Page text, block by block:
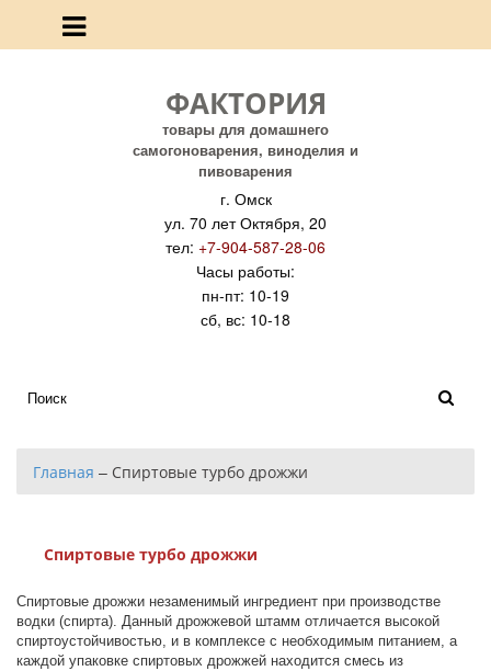
ФАКТОРИЯ
товары для домашнего
самогоноварения, виноделия и
пивоварения
г. Омск
ул. 70 лет Октября, 20
тел: +7-904-587-28-06
Часы работы:
пн-пт: 10-19
сб, вс: 10-18
Главная – Спиртовые турбо дрожжи
Спиртовые турбо дрожжи
Спиртовые дрожжи незаменимый ингредиент при производстве
водки (спирта). Данный дрожжевой штамм отличается высокой
спиртоустойчивостью, и в комплексе с необходимым питанием, а
каждой упаковке спиртовых дрожжей находится смесь из